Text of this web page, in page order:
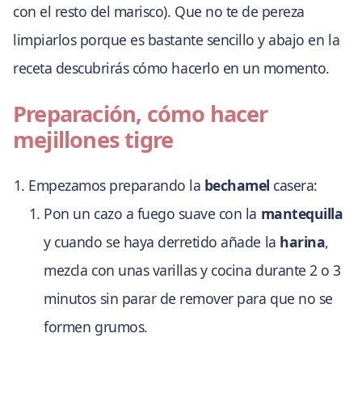
con el resto del marisco). Que no te de pereza
limpiarlos porque es bastante sencillo y abajo en la
receta descubrirás cómo hacerlo en un momento.
Preparación, cómo hacer
mejillones tigre
Empezamos preparando la bechamel casera:
Pon un cazo a fuego suave con la mantequilla
y cuando se haya derretido añade la harina,
mezcla con unas varillas y cocina durante 2 o 3
minutos sin parar de remover para que no se
formen grumos.